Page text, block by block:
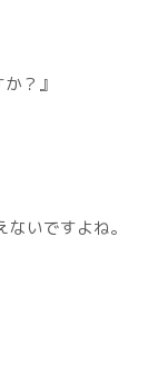
？』
いですよね。